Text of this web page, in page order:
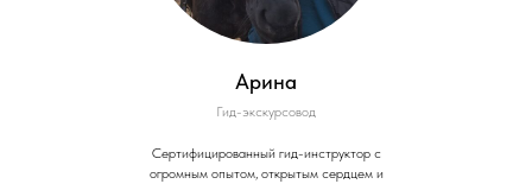
Арина
Гид-экскурсовод
Сертифицированный гид-инструктор с
огромным опытом, открытым сердцем и